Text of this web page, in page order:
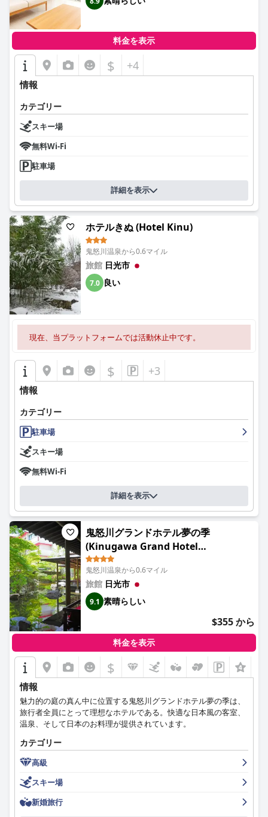
料金を表示
$ +4
情報
カテゴリー
スキー場
無料Wi-Fi
駐車場
詳細を表示
ホテルきぬ (Hotel Kinu)
鬼怒川温泉から0.6マイル
旅館 日光市
7.0 良い
現在、当プラットフォームでは活動休止中です。
$ +3
情報
カテゴリー
駐車場
スキー場
無料Wi-Fi
詳細を表示
鬼怒川グランドホテル夢の季
(Kinugawa Grand Hotel
Yumenotoki)
鬼怒川温泉から0.6マイル
旅館 日光市
9.1 素晴らしい
$355 から
料金を表示
$
情報
魅力的の庭の真ん中に位置する鬼怒川グランドホテル夢の季は、
旅行者全員にとって理想なホテルである。快適な日本風の客室、
温泉、そして日本のお料理が提供されています。
カテゴリー
高級
スキー場
新婚旅行